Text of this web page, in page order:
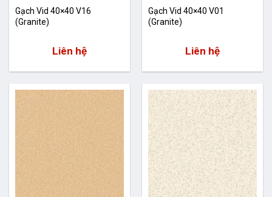
Gạch Vid 40×40 V16
(Granite)
Liên hệ
Gạch Vid 40×40 V01
(Granite)
Liên hệ